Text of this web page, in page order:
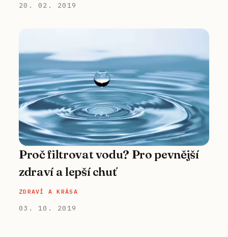
20. 02. 2019
Proč filtrovat vodu? Pro pevnější
zdraví a lepší chuť
ZDRAVÍ A KRÁSA
03. 10. 2019